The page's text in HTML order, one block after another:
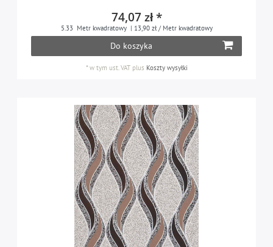
74,07 zł *
5.33 Metr kwadratowy | 13,90 zł / Metr kwadratowy
Do koszyka
*w tym ust. VATplus Koszty wysyłki